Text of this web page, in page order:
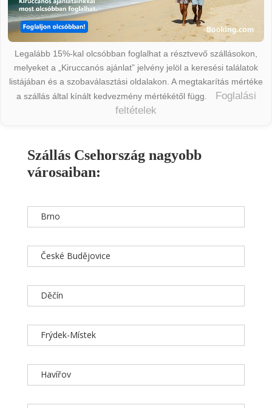
Legalább 15%-kal olcsóbban foglalhat a résztvevő szállásokon,
melyeket a „Kiruccanós ajánlat” jelvény jelöl a keresési találatok
listájában és a szobaválasztási oldalakon. A megtakarítás mértéke
a szállás által kínált kedvezmény mértékétől függ.
Foglalási
feltételek
Szállás Csehország nagyobb
városaiban:
Brno
České Budějovice
Děčín
Frýdek-Místek
Havířov